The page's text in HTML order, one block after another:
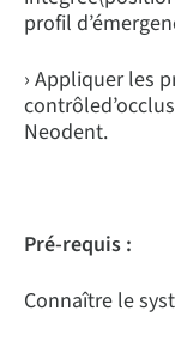
profil
› Appliquer les
Neodent.
Pré-requis :
Connaître le